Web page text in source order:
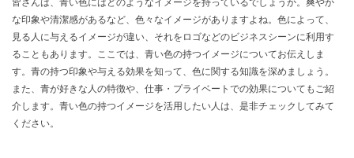
な印象や清潔感があるなど、色々なイメージがありますよね。色によって、
見る人に与えるイメージが違い、それをロゴなどのビジネスシーンに利用す
ることもあります。ここでは、青い色の持つイメージについてお伝えしま
す。青の持つ印象や与える効果を知って、色に関する知識を深めましょう。
また、青が好きな人の特徴や、仕事・プライベートでの効果についてもご紹
介します。青い色の持つイメージを活用したい人は、是非チェックしてみて
ください。